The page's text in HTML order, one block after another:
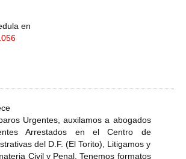
en
Urgentes, auxilamos a abogados
Arrestados en el Centro de
del D.F. (El Torito), Litigamos y
Civil y Penal. Tenemos formatos